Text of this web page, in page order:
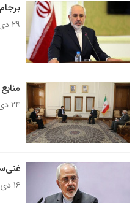
۲۹ دی ۱۳۹۹
۲۴ دی ۱۳۹۹
غنی‌سازی ۲۰ درصدی را
۱۶ دی ۱۳۹۹